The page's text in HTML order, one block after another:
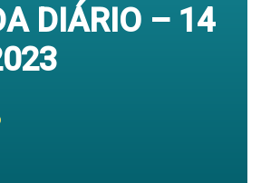
DIÁRIO – 14